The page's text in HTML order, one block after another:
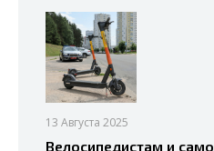
13 Августа 2025
Велосипедистам и